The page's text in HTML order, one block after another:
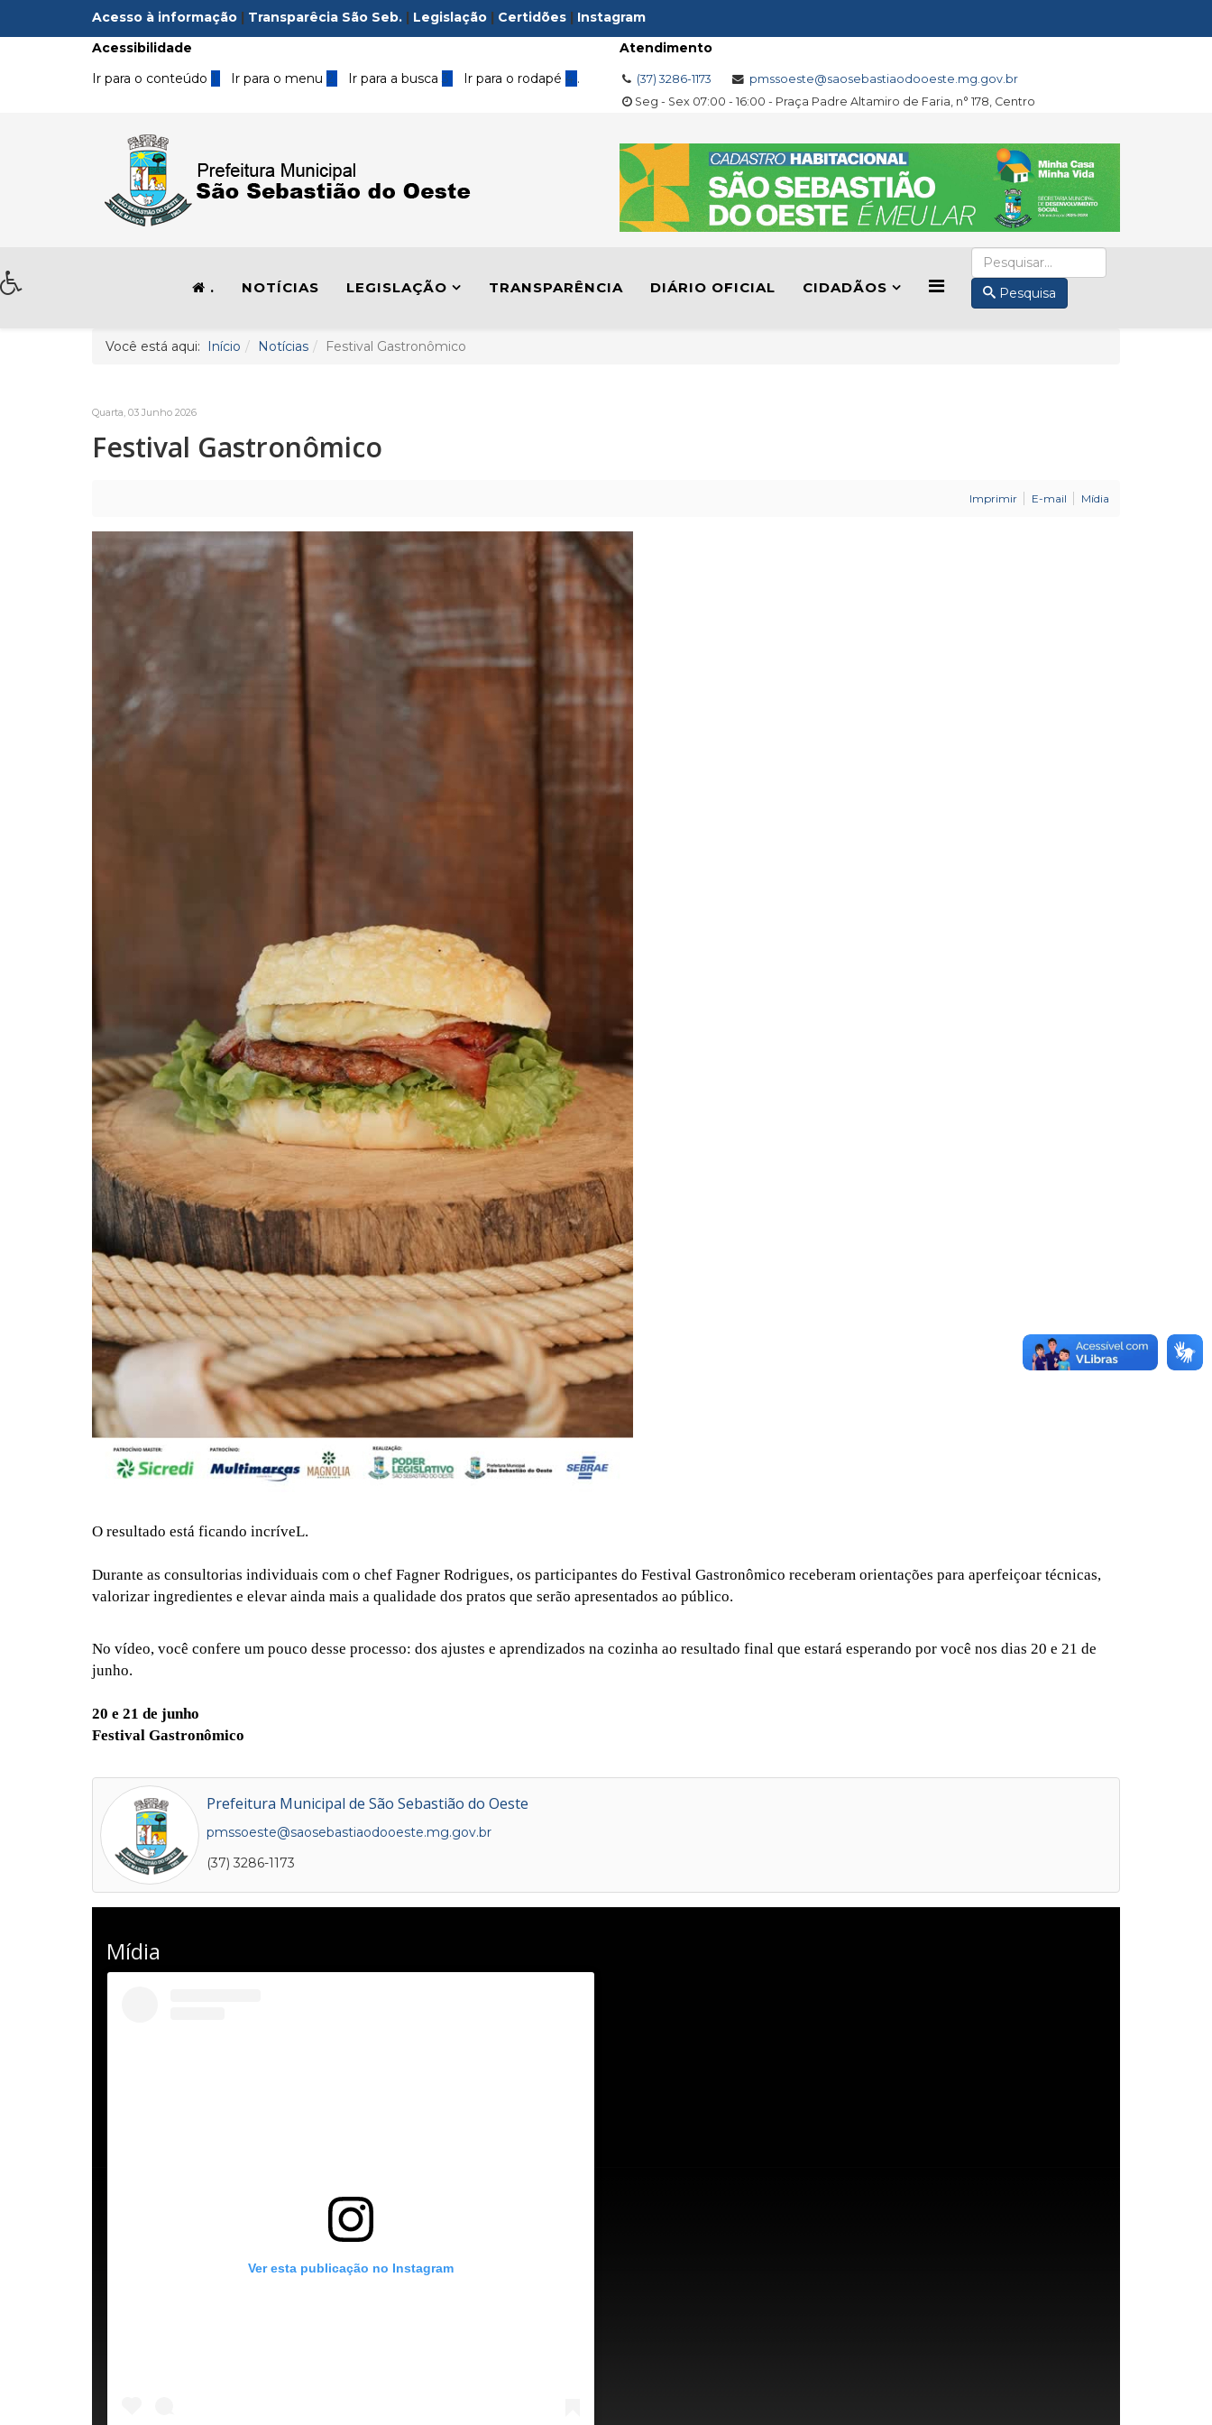
Acesso à informação | Transparêcia São Seb. | Legislação | Certidões | Instagram
Acessibilidade
Ir para o conteúdo 1 Ir para o menu 2 Ir para a busca3 Ir para o rodapé 4 .
Atendimento
(37) 3286-1173
pmssoeste@saosebastiaodooeste.mg.gov.br
Seg - Sex 07:00 - 16:00 - Praça Padre Altamiro de Faria, n° 178, Centro
. NOTÍCIAS LEGISLAÇÃO TRANSPARÊNCIA DIÁRIO OFICIAL CIDADÃOS Pesquisa
Você está aqui: Início Notícias Festival Gastronômico
Quarta, 03 Junho 2026
Festival Gastronômico
Imprimir E-mail Mídia
O resultado está ficando incríveL.
Durante as consultorias individuais com o chef Fagner Rodrigues, os participantes do Festival Gastronômico receberam orientações para aperfeiçoar técnicas,
valorizar ingredientes e elevar ainda mais a qualidade dos pratos que serão apresentados ao público.
No vídeo, você confere um pouco desse processo: dos ajustes e aprendizados na cozinha ao resultado final que estará esperando por você nos dias 20 e 21 de
junho.
20 e 21 de junho
Festival Gastronômico
Prefeitura Municipal de São Sebastião do Oeste
pmssoeste@saosebastiaodooeste.mg.gov.br
(37) 3286-1173
Mídia
Ver esta publicação no Instagram